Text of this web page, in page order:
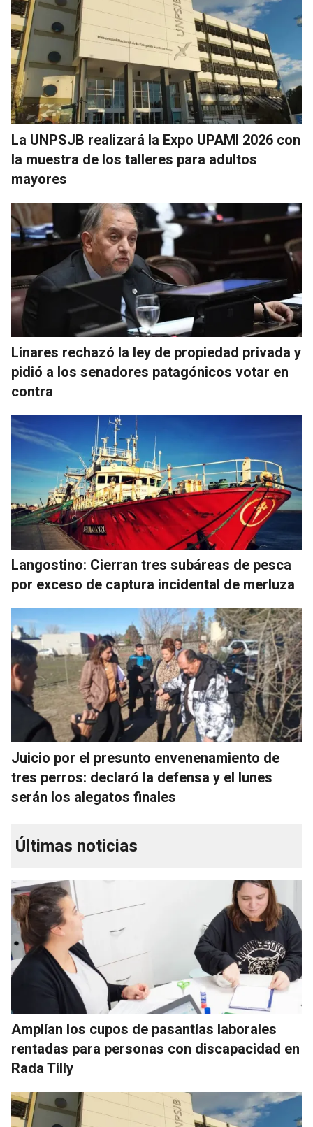
La UNPSJB realizará la Expo UPAMI 2026 con
la muestra de los talleres para adultos
mayores
Linares rechazó la ley de propiedad privada y
pidió a los senadores patagónicos votar en
contra
Langostino: Cierran tres subáreas de pesca
por exceso de captura incidental de merluza
Juicio por el presunto envenenamiento de
tres perros: declaró la defensa y el lunes
serán los alegatos finales
Últimas noticias
Amplían los cupos de pasantías laborales
rentadas para personas con discapacidad en
Rada Tilly